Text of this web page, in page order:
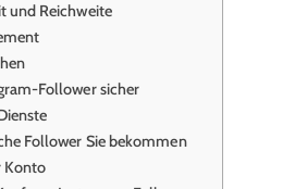
und Reichweite
Follower sicher
Follower Sie bekommen
Konto